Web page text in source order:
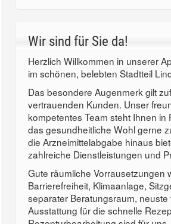
Wir sind für Sie da!
Herzlich Willkommen in unserer
im schönen, belebten Stadtteil
Das besondere Augenmerk gilt
vertrauenden Kunden. Unser
kompetentes Team steht Ihnen in
das gesundheitliche Wohl gerne
die Arzneimittelabgabe hinaus
zahlreiche Dienstleistungen und
Gute räumliche Vorrausetzungen
Barrierefreiheit, Klimaanlage,
separater Beratungsraum, neuste
Ausstattung für die schnelle